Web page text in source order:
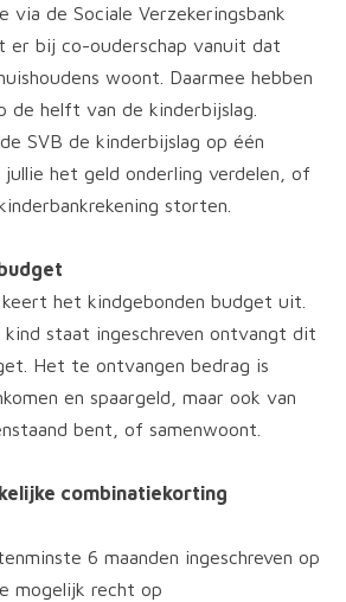
via de Sociale Verzekeringsbank
er bij co-ouderschap vanuit dat
woont. Daarmee hebben
de helft van de kinderbijslag.
SVB de kinderbijslag op één
jullie het geld onderling verdelen, of
storten.
het kindgebonden budget uit.
staat ingeschreven ontvangt dit
Het te ontvangen bedrag is
en spaargeld, maar ook van
bent, of samenwoont.
combinatiekorting
6 maanden ingeschreven op
mogelijk recht op